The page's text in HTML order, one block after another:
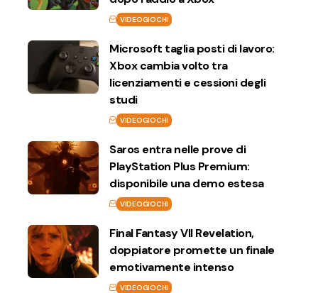
VIDEOGIOCHI
Microsoft taglia posti di lavoro:
Xbox cambia volto tra
licenziamenti e cessioni degli
studi
VIDEOGIOCHI
Saros entra nelle prove di
PlayStation Plus Premium:
disponibile una demo estesa
VIDEOGIOCHI
Final Fantasy VII Revelation,
doppiatore promette un finale
emotivamente intenso
VIDEOGIOCHI